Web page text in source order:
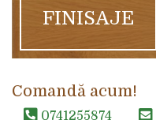
FINISAJE
Comandă acum!
0741255874